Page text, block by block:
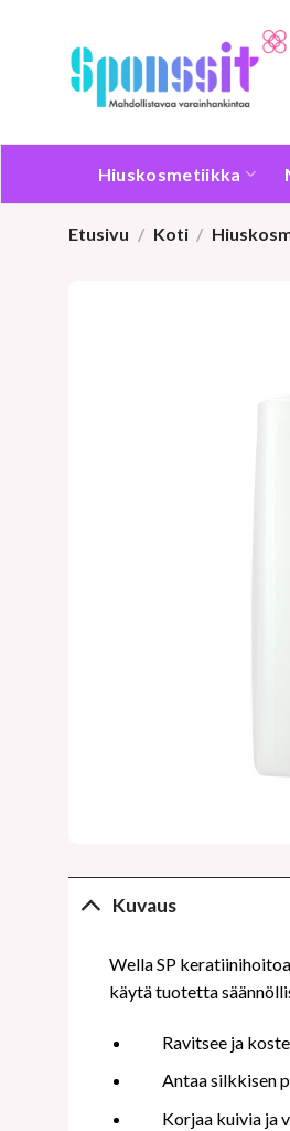
Hiuskosmetiikka
Etusivu / Koti /
Kuvaus
Wella SP
käytä tuotetta
Ravitsee ja
Antaa silkkisen
Korjaa kuivia ja